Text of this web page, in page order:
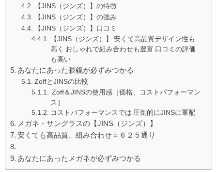
【JINS（ジンズ）】の特徴
【JINS（ジンズ）】の強み
【JINS（ジンズ）】口コミ
【JINS（ジンズ）】 安くて高品質デザイン性も
高く おしゃれで組み合わせも豊富 口コミの評価
も高い
あなたにあった眼鏡が必ずみつかる
ZoffとJINSの比較
Zoff＆JINSの使用感［価格、コストパフォーマン
ス］
コストパフォーマンスでは 圧倒的にJINSに軍配
メガネ・サングラスの【JINS（ジンズ）】
安くても高品質、組み合わせ＝６２５通り
あなたにあったメガネが必ずみつかる